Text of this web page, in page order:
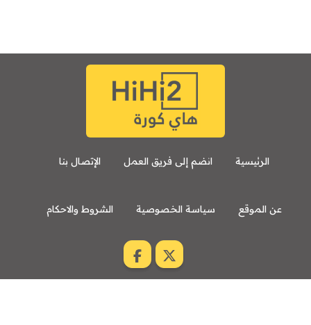
الرئيسية انضم إلى فريق العمل الإتصال بنا
عن الموقع سياسة الخصوصية الشروط والاحكام